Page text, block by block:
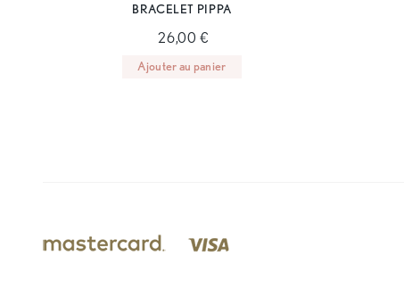
BRACELET PIPPA
26,00 €
Ajouter au panier